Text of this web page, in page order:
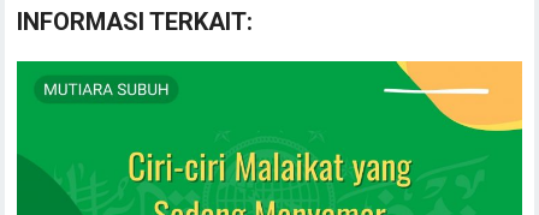
INFORMASI TERKAIT: